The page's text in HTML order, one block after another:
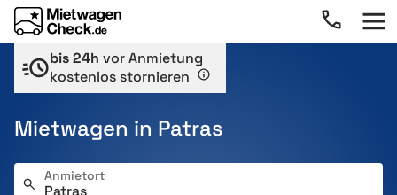
bis 24h vor Anmietung
kostenlos stornieren
Mietwagen in Patras
Anmietort